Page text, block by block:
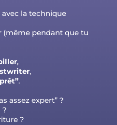
la technique
(même pendant que tu
,
,
.
assez expert” ?
?
?